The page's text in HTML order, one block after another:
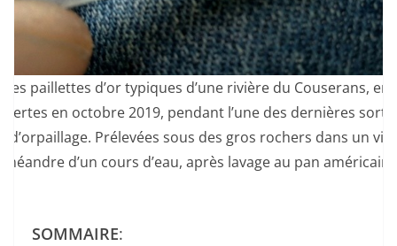
paillettes d’or typiques d’une rivière du Couserans, en
en octobre 2019, pendant l’une des dernières
d’orpaillage. Prélevées sous des gros rochers dans un
méandre d’un cours d’eau, après lavage au pan américain.
SOMMAIRE: